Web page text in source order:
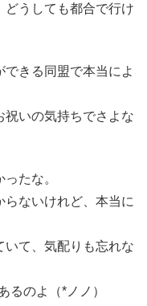
うしても都合で行け
きる同盟で本当によ
祝いの気持ちでさよな
たな。
らないけれど、本当に
いて、気配りも忘れな
るのよ（*ノノ）